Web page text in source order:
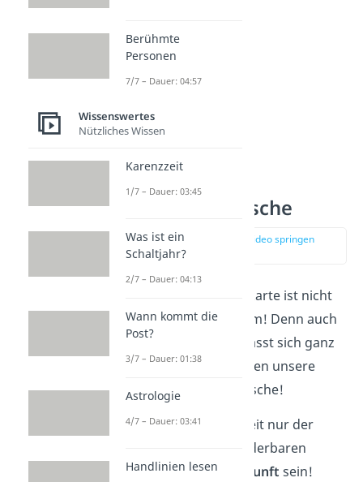
Kurze
Hochzeitswünsche
zur Stelle im Video springen
Auf der Glückwunschkarte ist nicht
viel Platz? Kein Problem! Denn auch
mit wenigen Worten lässt sich ganz
viel sagen. Das beweisen unsere
kurzenHochzeitswünsche!
Möge eure Hochzeit nur der
Anfang einer wunderbaren
gemeinsamen
Zukunft sein!
Berühmte
Personen
7/7 – Dauer: 04:57
Wissenswertes
Nützliches Wissen
Karenzzeit
1/7 – Dauer: 03:45
Was ist ein
Schaltjahr?
2/7 – Dauer: 04:13
Wann kommt die
Post?
3/7 – Dauer: 01:38
Astrologie
4/7 – Dauer: 03:41
Handlinien lesen